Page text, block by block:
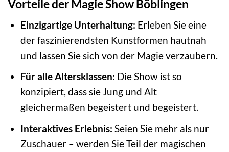
Vorteile der Magie Show Böblingen
Einzigartige Unterhaltung: Erleben Sie eine
der faszinierendsten Kunstformen hautnah
und lassen Sie sich von der Magie verzaubern.
Für alle Altersklassen: Die Show ist so
konzipiert, dass sie Jung und Alt
gleichermaßen begeistert und begeistert.
Interaktives Erlebnis: Seien Sie mehr als nur
Zuschauer – werden Sie Teil der magischen